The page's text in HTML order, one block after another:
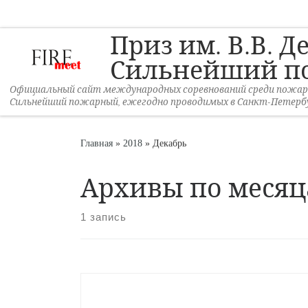
Приз им. В.В.
Сильнейший
Официальный сайт международных соревнований среди
Сильнейший пожарный, ежегодно проводимых в Санкт-
Главная » 2018 » Декабрь
Архивы по
1 запись